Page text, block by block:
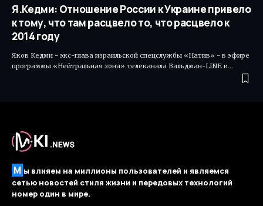
Я.Кедми: Отношение России к Украине привело
к тому, что там расцвело то, что расцвело к
2014 году
Яков Кедми - экс-глава израильской спецслужбы «Натив» - в эфире
программы «Нейтральная зона» телеканала Вальдман-LINE в…
М ы влияем на миллионы пользователей и являемся
сетью новостей стиля жизни и передовых технологий
номер один в мире.